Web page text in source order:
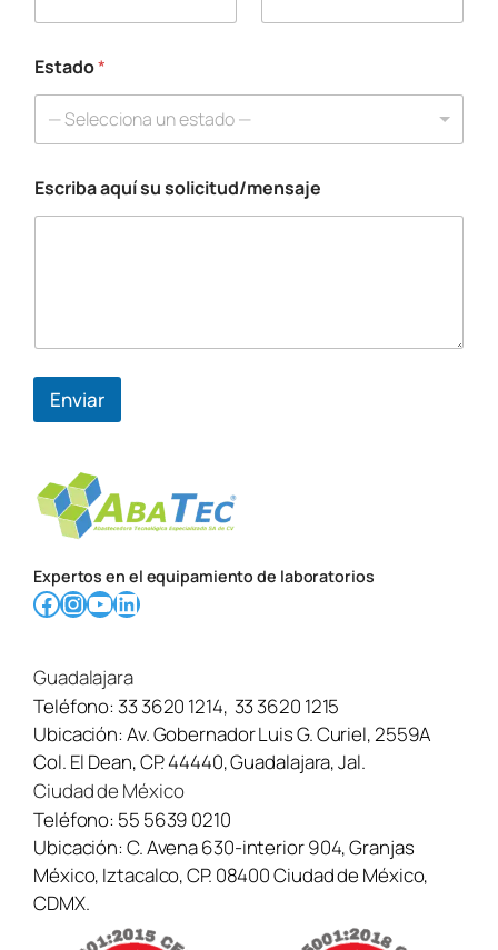
b
e
r
e
o
Estado*
— Selecciona un estado —
Escriba aquí su solicitud/mensaje
Enviar
Expertos en el equipamiento de laboratorios
Facebook InstagramYouTube LinkedIn
Guadalajara
Teléfono:33 3620 1214, 33 3620 1215
Ubicación:Av. Gobernador Luis G. Curiel, 2559A
Col. El Dean, CP. 44440, Guadalajara, Jal.
Ciudad de México
Teléfono: 55 5639 0210
Ubicación:C. Avena 630-interior 904, Granjas
México, Iztacalco, CP. 08400 Ciudad de México,
CDMX.